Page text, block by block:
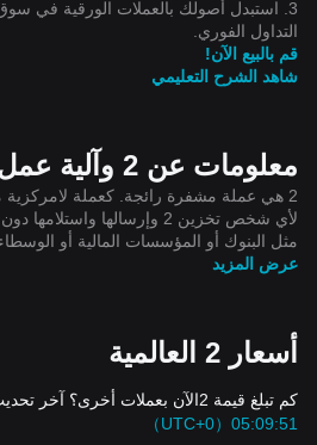
التداول الفوري.
قم بالبيع الآن!
شاهد الشرح التعليمي
معلومات عن 2 وآلية عمل 2
2 هي عملة مشفرة رائجة. كعملة
لأي شخص تخزين 2 وإرسالها
مثل البنوك أو المؤسسات المالية أو
عرض المزيد
أسعار 2 العالمية
كم تبلغ قيمة 2الآن بعملات أخرى؟ آخر تحديث:
05:09:51（UTC+0）